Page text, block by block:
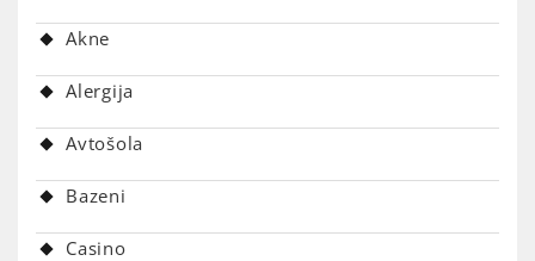
Akne
Alergija
Avtošola
Bazeni
Casino